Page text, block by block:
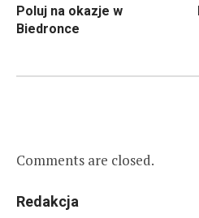
wpisu
Poluj na okazje w
Biedronce
Comments are closed.
Redakcja